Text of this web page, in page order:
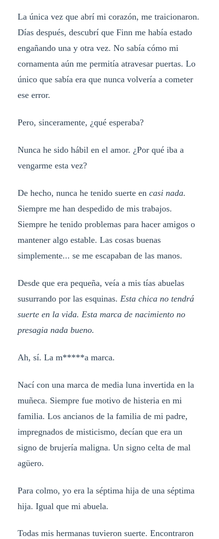
La única vez que abrí mi corazón, me traicionaron.
Días después, descubrí que Finn me había estado
engañando una y otra vez. No sabía cómo mi
cornamenta aún me permitía atravesar puertas. Lo
único que sabía era que nunca volvería a cometer
ese error.
Pero, sinceramente, ¿qué esperaba?
Nunca he sido hábil en el amor. ¿Por qué iba a
vengarme esta vez?
De hecho, nunca he tenido suerte en casi nada.
Siempre me han despedido de mis trabajos.
Siempre he tenido problemas para hacer amigos o
mantener algo estable. Las cosas buenas
simplemente... se me escapaban de las manos.
Desde que era pequeña, veía a mis tías abuelas
susurrando por las esquinas. Esta chica no tendrá
suerte en la vida. Esta marca de nacimiento no
presagia nada bueno.
Ah, sí. La m*****a marca.
Nací con una marca de media luna invertida en la
muñeca. Siempre fue motivo de histeria en mi
familia. Los ancianos de la familia de mi padre,
impregnados de misticismo, decían que era un
signo de brujería maligna. Un signo celta de mal
agüero.
Para colmo, yo era la séptima hija de una séptima
hija. Igual que mi abuela.
Todas mis hermanas tuvieron suerte. Encontraron